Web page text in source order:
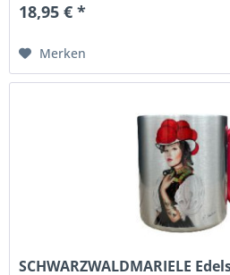
18,95 € *
Merken
SCHWARZWALDMARIELE